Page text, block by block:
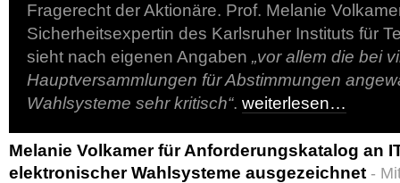
Fragerecht der Aktionäre. Prof. Melanie
Sicherheitsexpertin des Karlsruher Instituts für
sieht nach eigenen Angaben „vor allem die bei
Hauptversammlungen für Abstimmungen
Wahlsysteme sehr kritisch“. weiterlesen…
Melanie Volkamer für Anforderungskatalog an
elektronischer Wahlsysteme ausgezeichnet -